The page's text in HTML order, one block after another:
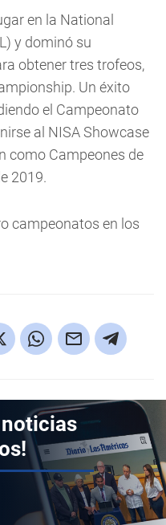
en la National
y dominó su
obtener tres trofeos,
Un éxito
el Campeonato
al NISA Showcase
como Campeones de
2019.
campeonatos en los
noticias